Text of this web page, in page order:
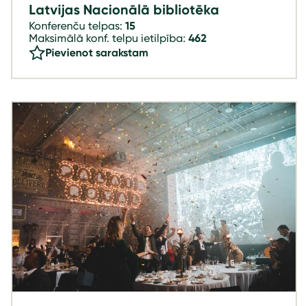
Latvijas Nacionālā bibliotēka
Konferenču telpas: 15
Maksimālā konf. telpu ietilpība: 462
Pievienot sarakstam